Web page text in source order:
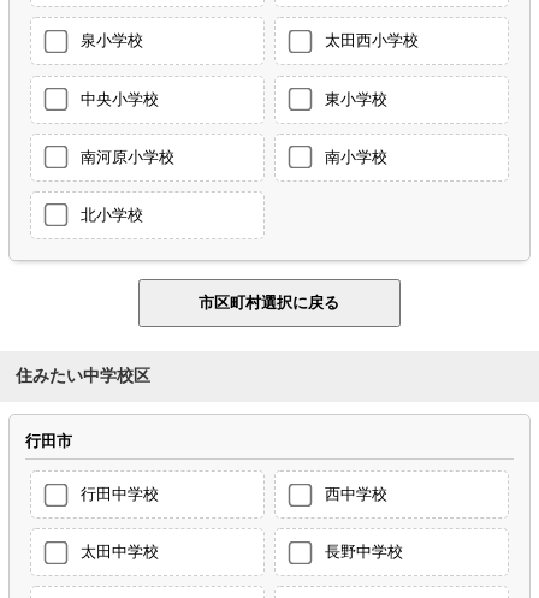
泉小学校 太田西小学校
中央小学校 東小学校
南河原小学校 南小学校
北小学校
住みたい中学校区
行田市
行田中学校 西中学校
太田中学校 長野中学校